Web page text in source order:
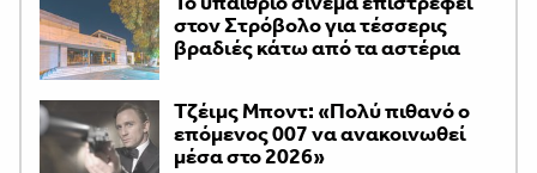
στον Στρόβολο για τέσσερις
βραδιές κάτω από τα αστέρια
Τζέιμς Μποντ: «Πολύ πιθανό ο
επόμενος 007 να ανακοινωθεί
μέσα στο 2026»